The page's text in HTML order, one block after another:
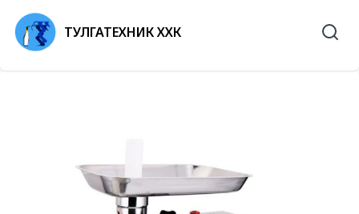
ТУЛГАТЕХНИК ХХК